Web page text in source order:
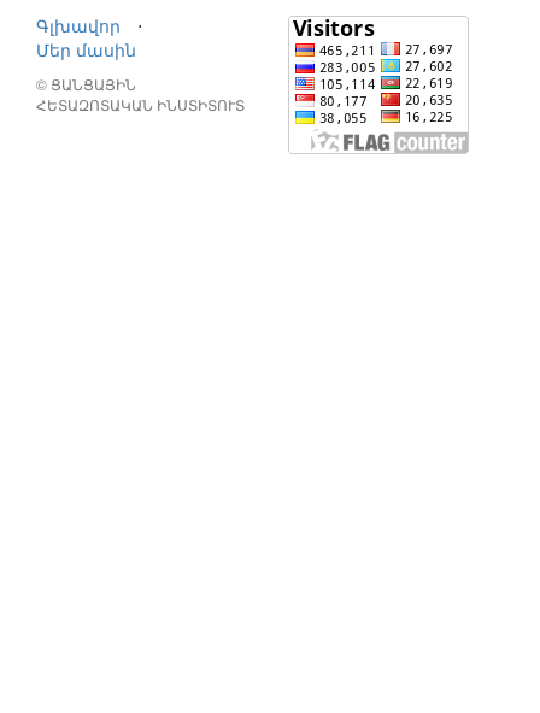
Գլխավոր
⋅
Մեր մասին
© ՑԱՆՑԱՅԻՆ
ՀԵՏԱԶՈՏԱԿԱՆ ԻՆՍՏԻՏՈՒՏ